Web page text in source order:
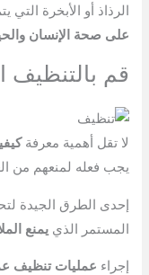
الرذاذ أو الأبخرة التي
على صحة الإنسان
قم بالتنظيف
لا تقل أهمية معرفة
يجب فعله لمنعهم من
إحدى الطرق الجيدة
المستمر الذييمنع
إجراء عمليات تنظيف